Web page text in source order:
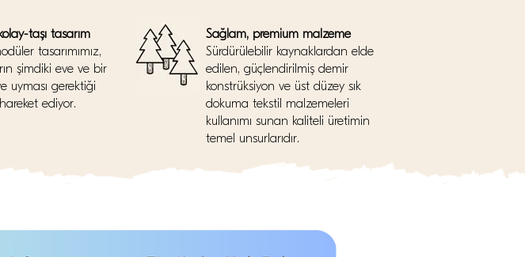
taşı tasarım
tasarımımız,
şimdiki eve ve bir
uyması gerektiği
ediyor.
Sağlam, premium malzeme
Sürdürülebilir kaynaklardan elde
edilen, güçlendirilmiş demir
konstrüksiyon ve üst düzey sık
dokuma tekstil malzemeleri
kullanımı sunan kaliteli üretimin
temel unsurlarıdır.